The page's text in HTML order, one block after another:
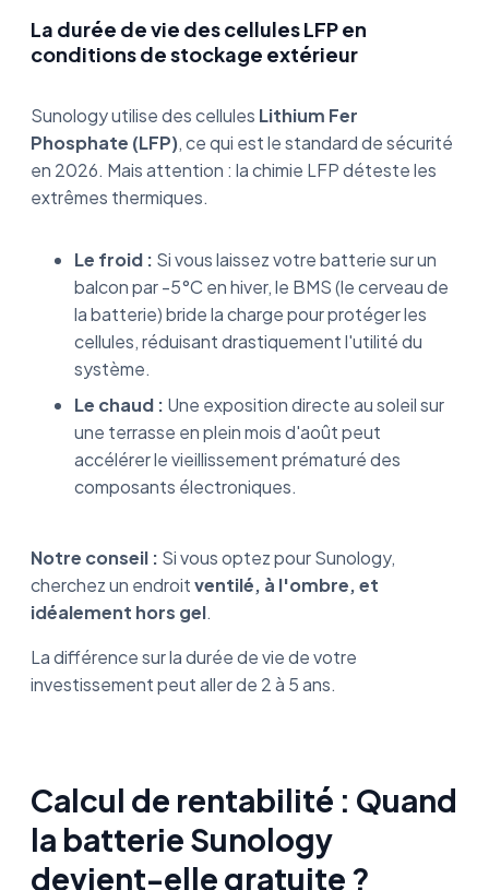
La durée de vie des cellules LFP en
conditions de stockage extérieur
Sunology utilise des cellules Lithium Fer
Phosphate (LFP), ce qui est le standard de sécurité
en 2026. Mais attention : la chimie LFP déteste les
extrêmes thermiques.
Le froid : Si vous laissez votre batterie sur un
balcon par -5°C en hiver, le BMS (le cerveau de
la batterie) bride la charge pour protéger les
cellules, réduisant drastiquement l'utilité du
système.
Le chaud : Une exposition directe au soleil sur
une terrasse en plein mois d'août peut
accélérer le vieillissement prématuré des
composants électroniques.
Notre conseil : Si vous optez pour Sunology,
cherchez un endroitventilé, à l'ombre, et
idéalement hors gel.
La différence sur la durée de vie de votre
investissement peut aller de 2 à 5 ans.
Calcul de rentabilité : Quand
la batterie Sunology
devient-elle gratuite ?